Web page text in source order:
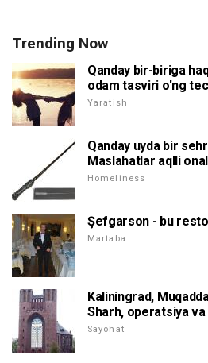
Trending Now
Qanday bir-biriga
odam tasviri o'ng
Yaratish
Qanday uyda bir
Maslahatlar aqlli
Homeliness
Şefgarson - bu
Martaba
Kaliningrad,
Sharh, operatsiya
Sayohat